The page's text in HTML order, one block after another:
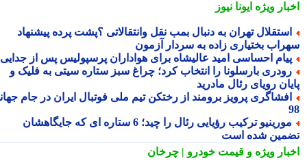
ویژهایونا نیوز
تهران به دنبال بمب نقل وانتقالاتی ؟پشت پرده پیشنهاد
بختیاری زاده به سردار آزمون
احساسی امید عالیشاه برای هواداران پرسپولیس پس از جدایی
بارسلونا را انتخاب کرد؛ چراغ سبز ستاره سیتی به فلیک و
رویای رئال مادرید
پرویز برومند از رختکن تیم ملی فوتبال ایران در جام جهانی
مورینیو ترکیب رؤیایی رئال را چید؛ 6 ستاره ای که جایگاهشان
شده است
ویژهو قیمت خودرو | چرخان